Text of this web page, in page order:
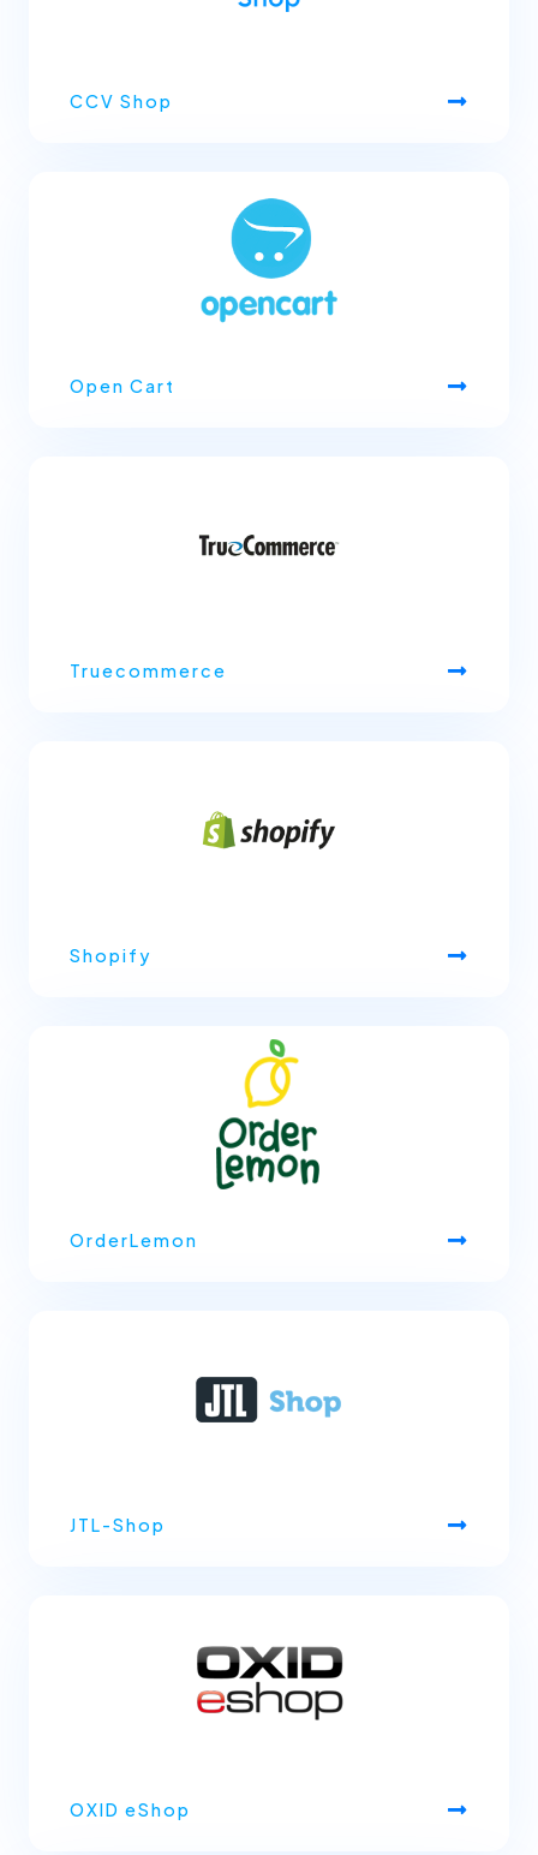
CCV Shop
Open Cart
Truecommerce
Shopify
OrderLemon
JTL-Shop
OXID eShop